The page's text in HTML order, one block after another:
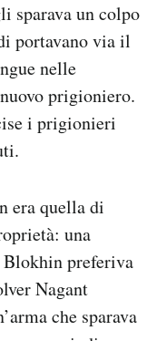
sparava un colpo
portavano via il
nelle
prigioniero.
i prigionieri
era quella di
una
Blokhin preferiva
Nagant
che sparava